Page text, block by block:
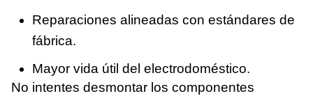
Reparaciones alineadas con estándares de
fábrica.
Mayor vida útil del electrodoméstico.
No intentes desmontar los componentes